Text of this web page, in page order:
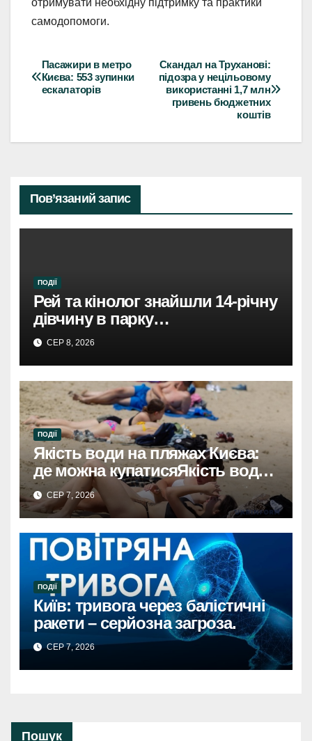
самодопомоги.
Навігація
записів
Скандал на Труханові:
підозра у нецільовому
використанні 1,7 млн
гривень бюджетних
коштів
Пасажири в метро
Києва: 553 зупинки
ескалаторів
Пов’язаний запис
ПОДІЇ
Рей та кінолог знайшли 14-річну
дівчину в парку
Святошинського району.
СЕР 8, 2026
ПОДІЇ
Якість води на пляжах Києва:
де можна купатисяЯкість води
на пляжах Києва: безпечні
місця для купання.
СЕР 7, 2026
ПОДІЇ
Київ: тривога через балістичні
ракети – серйозна загроза.
СЕР 7, 2026
Пошук